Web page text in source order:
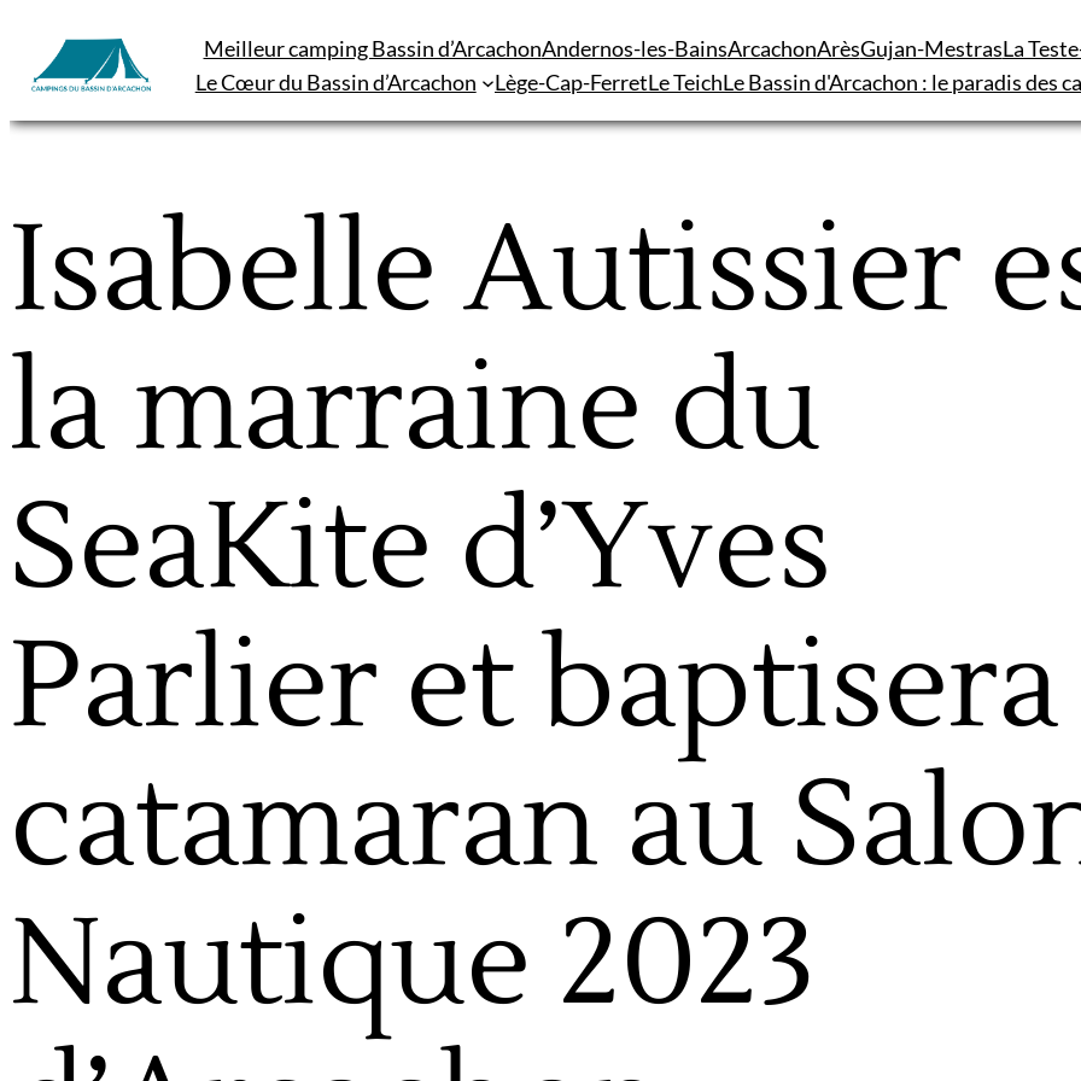
contenu
Meilleur camping Bassin d’ArcachonAndernos-les-BainsArcachonArèsGujan-MestrasLa
Le Cœur du Bassin d’Arcachon
Lège-Cap-FerretLe TeichLe Bassin d'Arcachon : le paradis des
Isabelle Autissier
la marraine du
SeaKite d’Yves
Parlier et
catamaran au
Nautique 2023